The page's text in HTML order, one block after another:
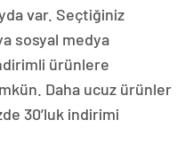
var. Seçtiğiniz
sosyal medya
ürünlere
Daha ucuz ürünler
30’luk indirimi